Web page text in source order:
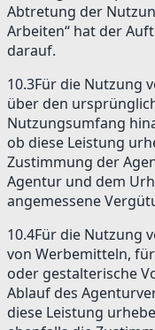
Abtretung der
Arbeiten“ hat der
darauf.
10.3Für die Nutzung
über den
Nutzungsumfang
ob diese Leistung
Zustimmung der
Agentur und dem
angemessene
10.4Für die Nutzung
von Werbemitteln,
oder gestalterische
Ablauf des
diese Leistung